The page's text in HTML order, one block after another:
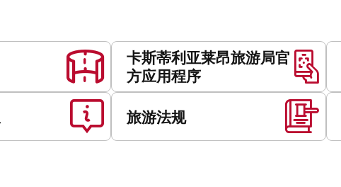
卡斯蒂利亚莱昂旅游局官
方应用程序
旅游法规